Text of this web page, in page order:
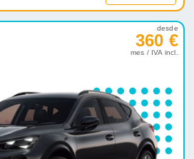
desde
360 €
mes / IVA incl.